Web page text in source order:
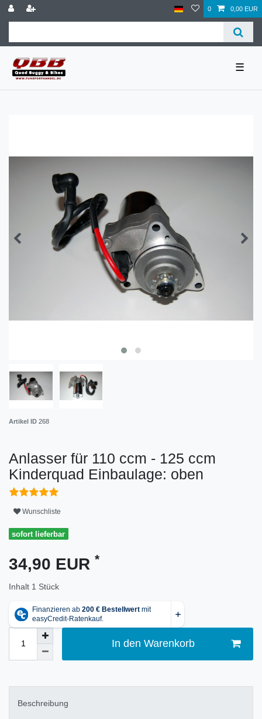
0 0,00 EUR
☰
Artikel ID 268
Anlasser für 110 ccm - 125 ccm
Kinderquad Einbaulage: oben
Wunschliste
sofort lieferbar
34,90 EUR *
Inhalt 1 Stück
In den Warenkorb
Beschreibung